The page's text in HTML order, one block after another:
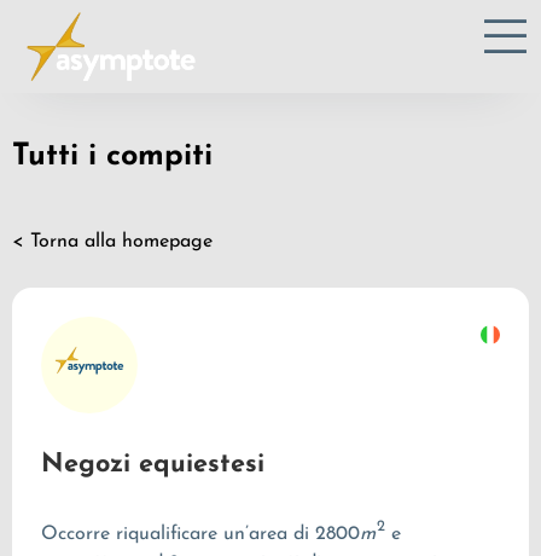
Tutti i compiti
< Torna alla homepage
Negozi equiestesi
Occorre riqualificare un’area di 2800m2e